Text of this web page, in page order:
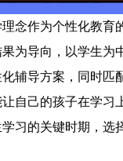
念作为个性化教育
为导向，以学生为
辅导方案，同时匹
自己的孩子在学习
习的关键时期，选